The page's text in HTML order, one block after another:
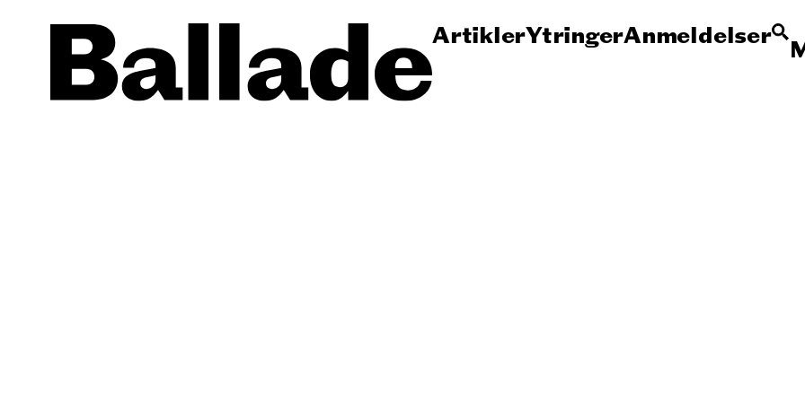
ArtiklerYtringerAnmeldelser